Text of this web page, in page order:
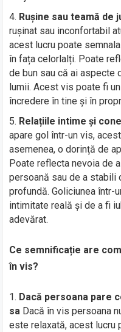
Rușine sau teamă de
rușinat sau inconfortabil
acest lucru poate
în fața celorlalți. Poate
de bun sau că ai aspecte
lumii. Acest vis poate fi
încredere în tine și în
Relațiile intime și
apare gol într-un vis,
asemenea, o dorință de
Poate reflecta nevoia de
persoană sau de a stabili
profundă. Goliciunea într-
intimitate reală și de a fi
adevărat.
Ce semnificație are
în vis?
Dacă persoana pare
sa Dacă în vis persoana
este relaxată, acest lucru